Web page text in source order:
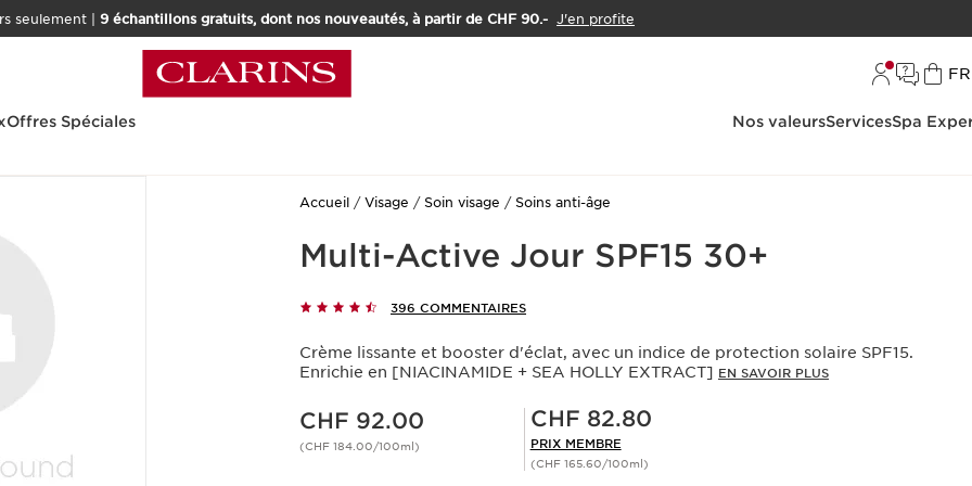
seulement | 9 échantillons gratuits, dont nos nouveautés, à partir de CHF 90.- J'en profite
FR
Offres Spéciales Nos valeursServicesSpa
Accueil Visage Soin visage Soins anti-âge
Multi-Active Jour SPF15 30+
396 COMMENTAIRES
Crème lissante et booster d'éclat, avec un indice de protection solaire SPF15.
Enrichie en [NIACINAMIDE + SEA HOLLY EXTRACT] EN SAVOIR PLUS
Nouveau prix CHF 92.00
CHF 92.00
(CHF 184.00/100ml)
Prix Sérénité CHF 82.80
CHF 82.80
PRIX MEMBRE
(CHF 165.60/100ml)